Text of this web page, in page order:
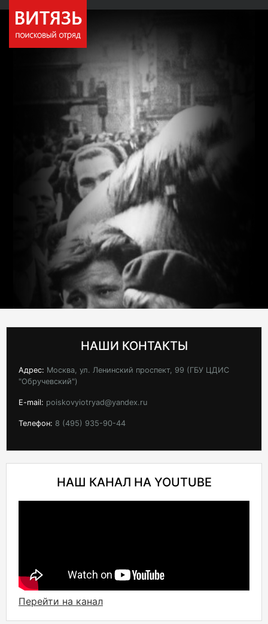
НАШИ КОНТАКТЫ
Адрес: Москва, ул. Ленинский проспект, 99 (ГБУ ЦДИС
"Обручевский")
E-mail: poiskovyiotryad@yandex.ru
Телефон: 8 (495) 935-90-44
НАШ КАНАЛ НА YOUTUBE
Перейти на канал